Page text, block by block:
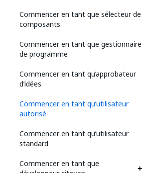
Commencer en tant que sélecteur de
composants
Commencer en tant que gestionnaire
de programme
Commencer en tant qu’approbateur
d’idées
Commencer en tant qu’utilisateur
autorisé
Commencer en tant qu’utilisateur
standard
Commencer en tant que